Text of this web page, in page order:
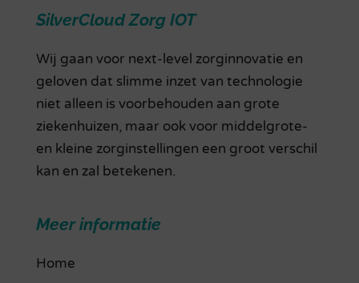
SilverCloud Zorg IOT
Wij gaan voor next-level zorginnovatie en
geloven dat slimme inzet van technologie
niet alleen is voorbehouden aan grote
ziekenhuizen, maar ook voor middelgrote-
en kleine zorginstellingen een groot verschil
kan en zal betekenen.
Meer informatie
Home